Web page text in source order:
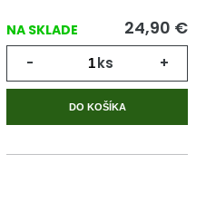
NA SKLADE 24,90 €
- ks +
DO KOŠÍKA